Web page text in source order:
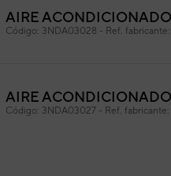
AIRE
Código: 3NDA03028 - Ref. fabricante:
AIRE
Código: 3NDA03027 - Ref. fabricante: